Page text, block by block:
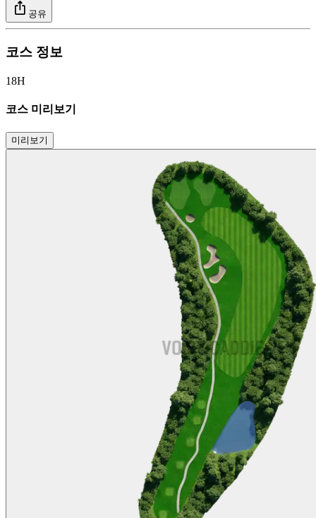
공유
코스 정보
18H
코스 미리보기
미리보기